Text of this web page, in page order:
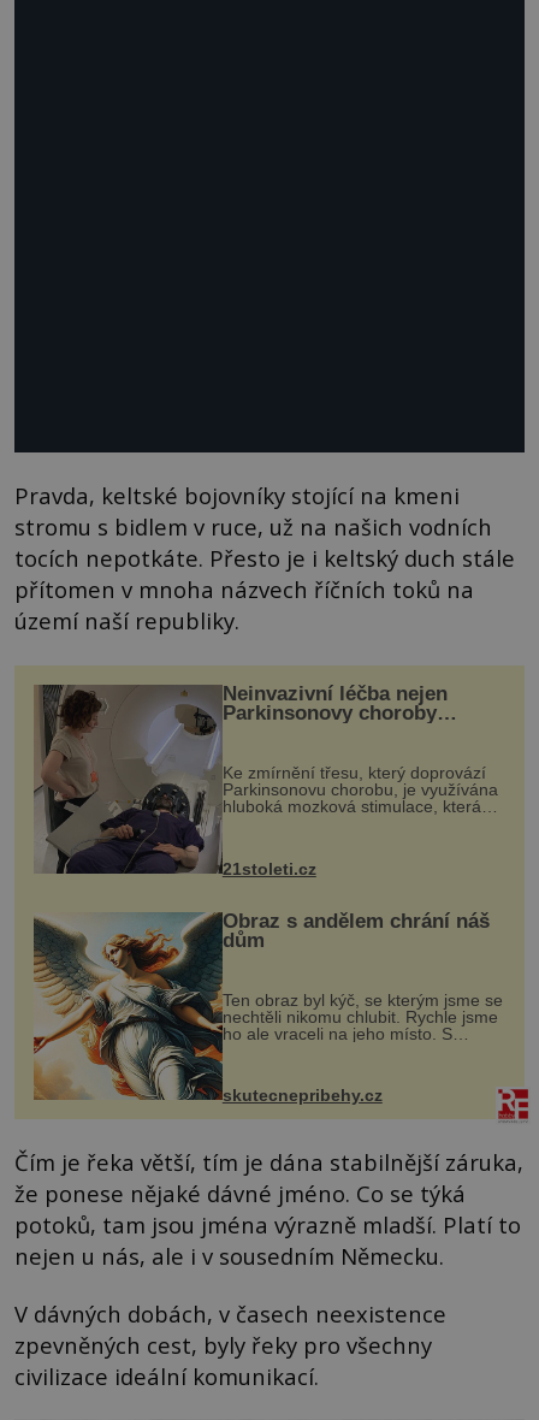
Pravda, keltské bojovníky stojící na kmeni
stromu s bidlem v ruce, už na našich vodních
tocích nepotkáte. Přesto je i keltský duch stále
přítomen v mnoha názvech říčních toků na
území naší republiky.
Neinvazivní léčba nejen
Parkinsonovy choroby
Ke zmírnění třesu, který doprovází
Parkinsonovu chorobu, je využívána
hluboká mozková stimulace, která
však vyžaduje vysoce invazivní
k dostatečně přesnému zacílení ...
21stoleti.cz
Obraz s andělem chrání náš
dům
Ten obraz byl kýč, se kterým jsme se
nechtěli nikomu chlubit. Rychle jsme
ho ale vraceli na jeho místo. S
manželem Vaškem jsme si pořídili
chaloupku, takový domek na severu
Čech, kde jsme si naplánova...
skutecnepribehy.cz
Čím je řeka větší, tím je dána stabilnější záruka,
že ponese nějaké dávné jméno. Co se týká
potoků, tam jsou jména výrazně mladší. Platí to
nejen u nás, ale i v sousedním Německu.
V dávných dobách, v časech neexistence
zpevněných cest, byly řeky pro všechny
civilizace ideální komunikací.